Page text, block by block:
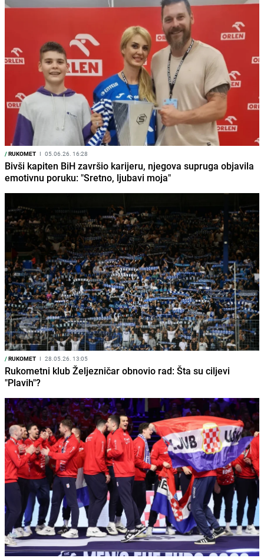
/RUKOMET I 05.06.26. 16:28
Bivši kapiten BiH završio karijeru, njegova supruga objavila
emotivnu poruku: "Sretno, ljubavi moja"
/RUKOMET I 28.05.26. 13:05
Rukometni klub Željezničar obnovio rad: Šta su ciljevi
"Plavih"?